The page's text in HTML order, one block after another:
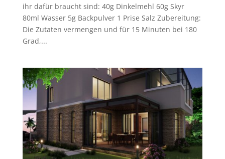
ihr dafür braucht sind: 40g Dinkelmehl 60g Skyr
80ml Wasser 5g Backpulver 1 Prise Salz Zubereitung:
Die Zutaten vermengen und für 15 Minuten bei 180
Grad,...